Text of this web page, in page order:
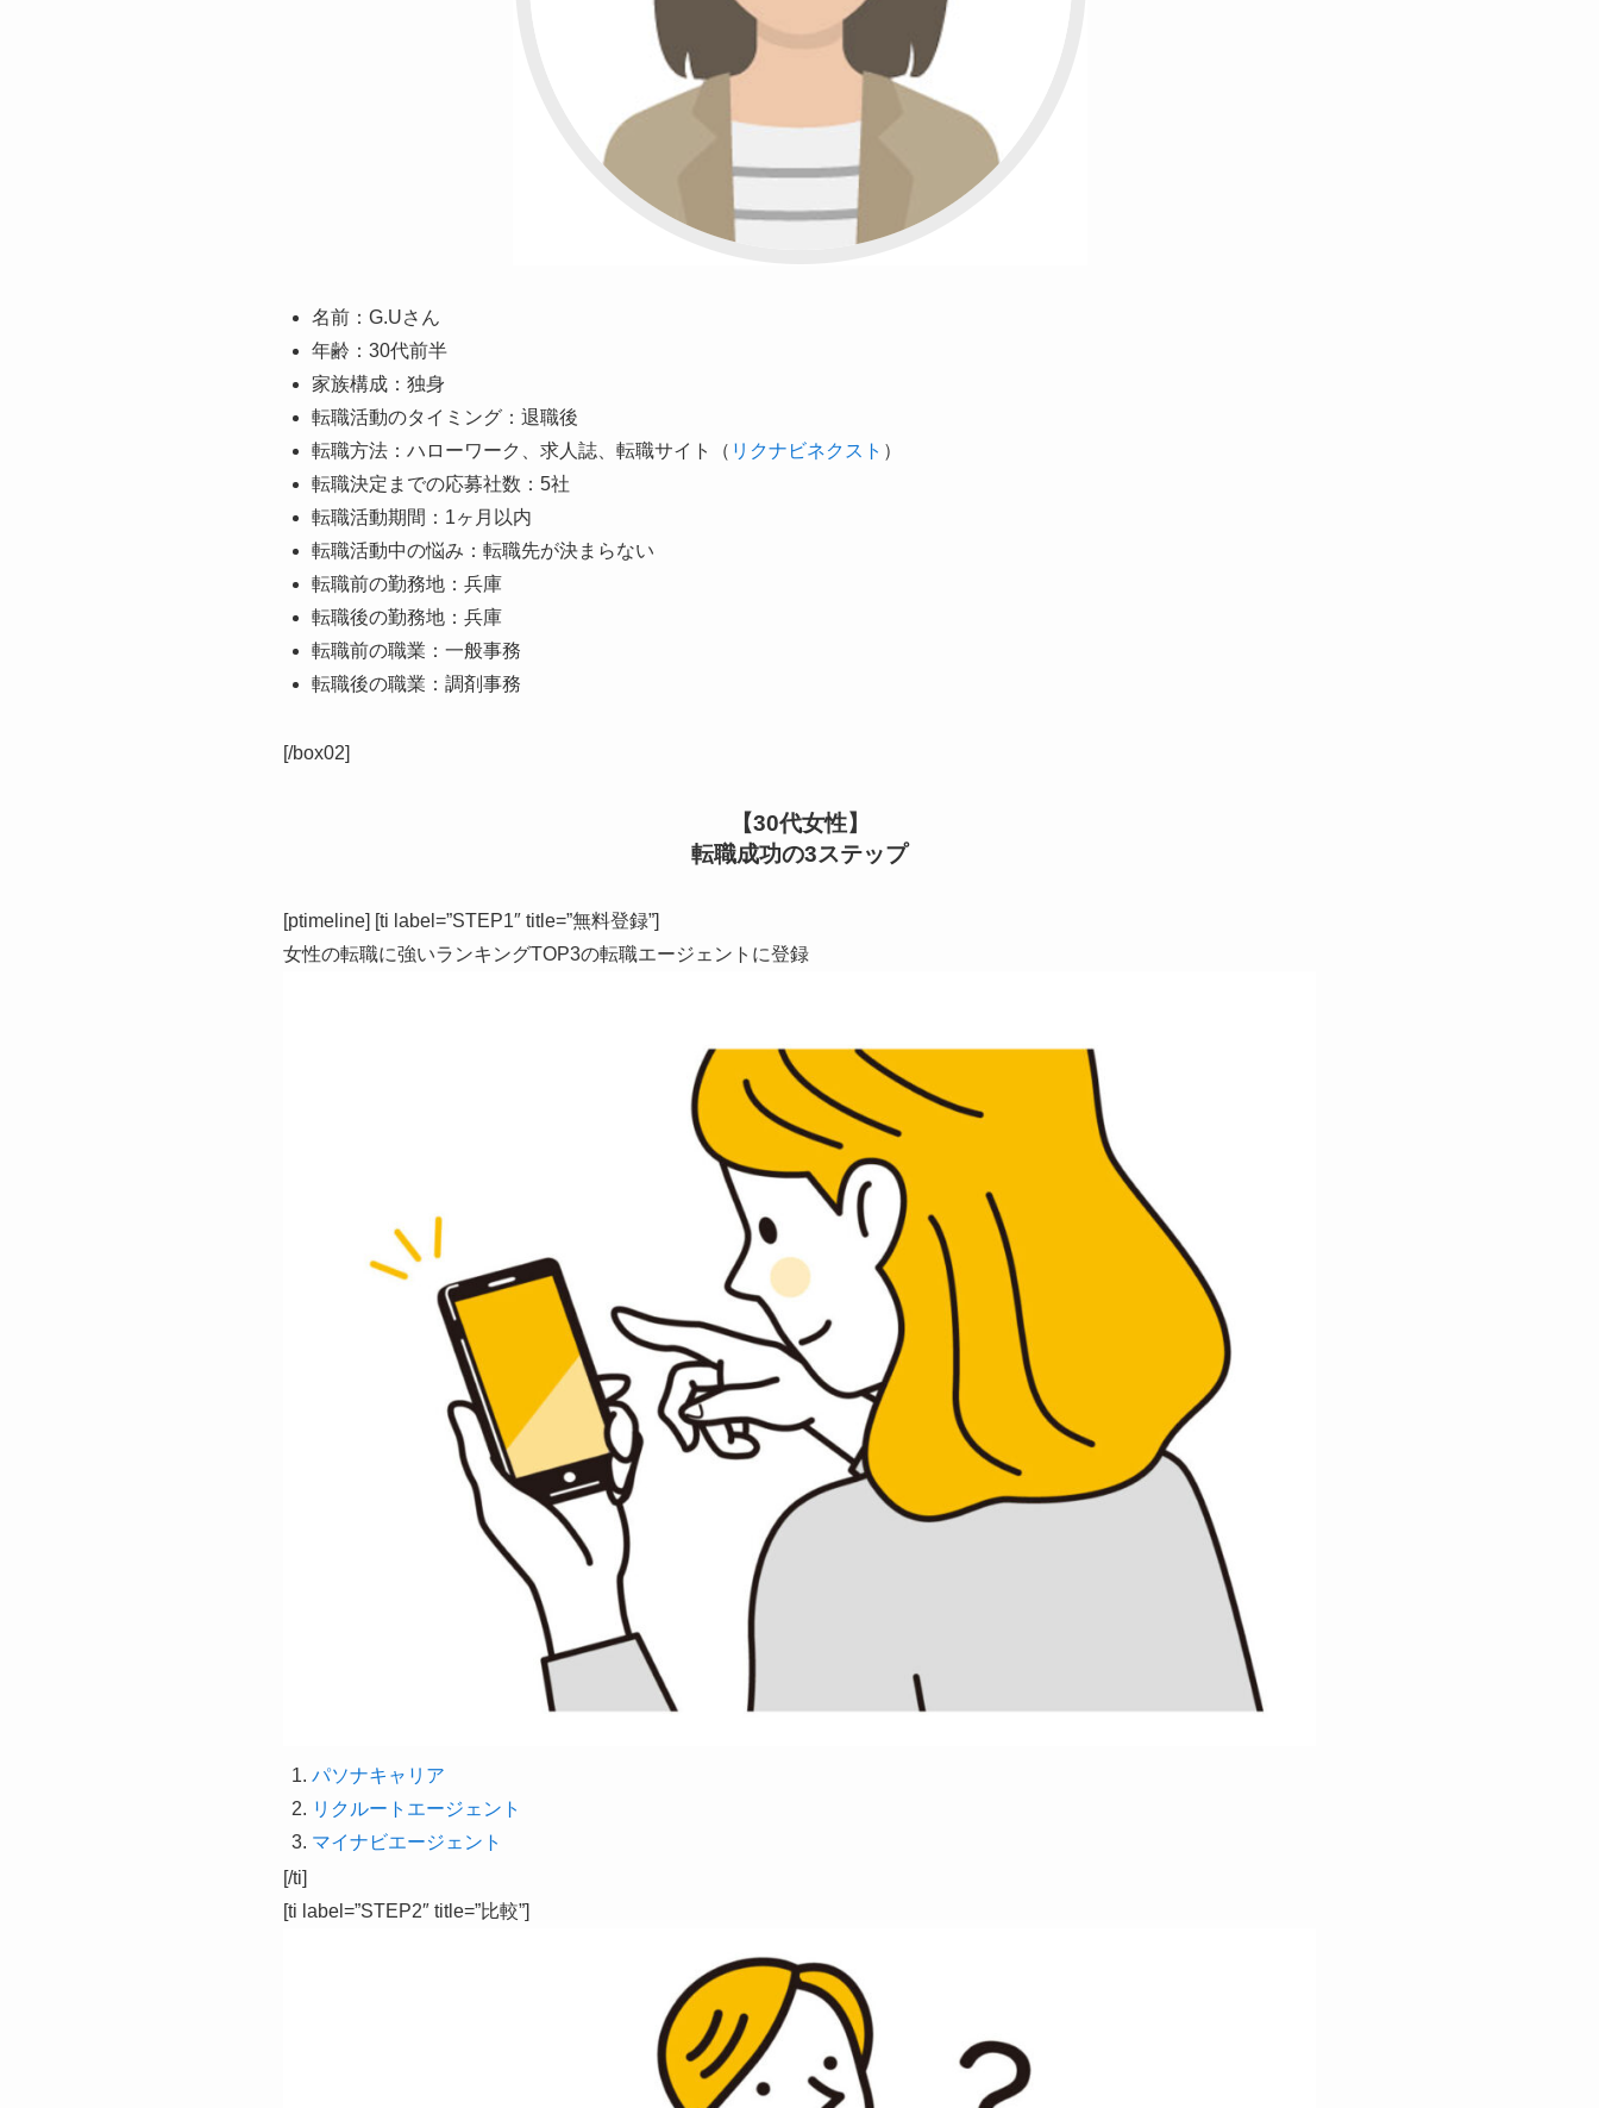
名前：G.Uさん
年齢：30代前半
家族構成：独身
転職活動のタイミング：退職後
転職方法：ハローワーク、求人誌、転職サイト（ リクナビネクスト ）
転職決定までの応募社数：5社
転職活動期間：1ヶ月以内
転職活動中の悩み：転職先が決まらない
転職前の勤務地：兵庫
転職後の勤務地：兵庫
転職前の職業：一般事務
転職後の職業：調剤事務
[/box02]
【30代女性】
転職成功の3ステップ
[ptimeline] [ti label=”STEP1″ title=”無料登録”]
女性の転職に強いランキングTOP3の転職エージェントに登録
パソナキャリア
リクルートエージェント
マイナビエージェント
[/ti]
[ti label=”STEP2″ title=”比較”]